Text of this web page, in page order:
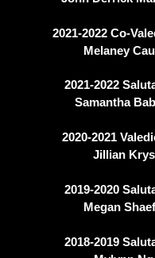
2021-2022Co-
Melaney
2021-2022
Samantha
2020-2021
Jillian
2019-2020
Megan
2018-2019